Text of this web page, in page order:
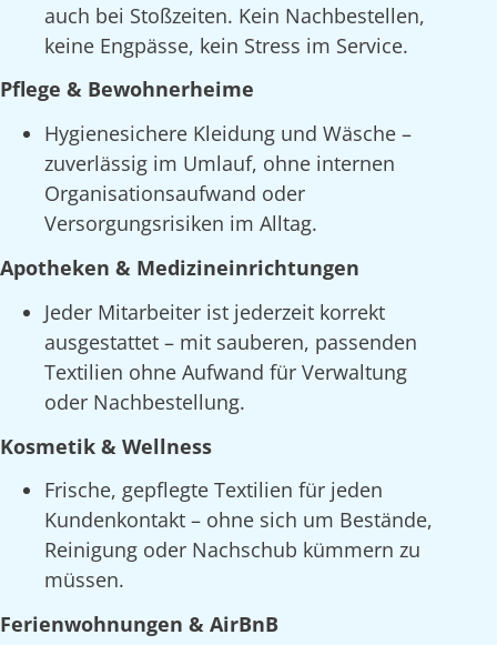
auch bei Stoßzeiten. Kein Nachbestellen,
keine Engpässe, kein Stress im Service.
Pflege & Bewohnerheime
Hygienesichere Kleidung und Wäsche –
zuverlässig im Umlauf, ohne internen
Organisationsaufwand oder
Versorgungsrisiken im Alltag.
Apotheken & Medizineinrichtungen
Jeder Mitarbeiter ist jederzeit korrekt
ausgestattet – mit sauberen, passenden
Textilien ohne Aufwand für Verwaltung
oder Nachbestellung.
Kosmetik & Wellness
Frische, gepflegte Textilien für jeden
Kundenkontakt – ohne sich um Bestände,
Reinigung oder Nachschub kümmern zu
müssen.
Ferienwohnungen & AirBnB